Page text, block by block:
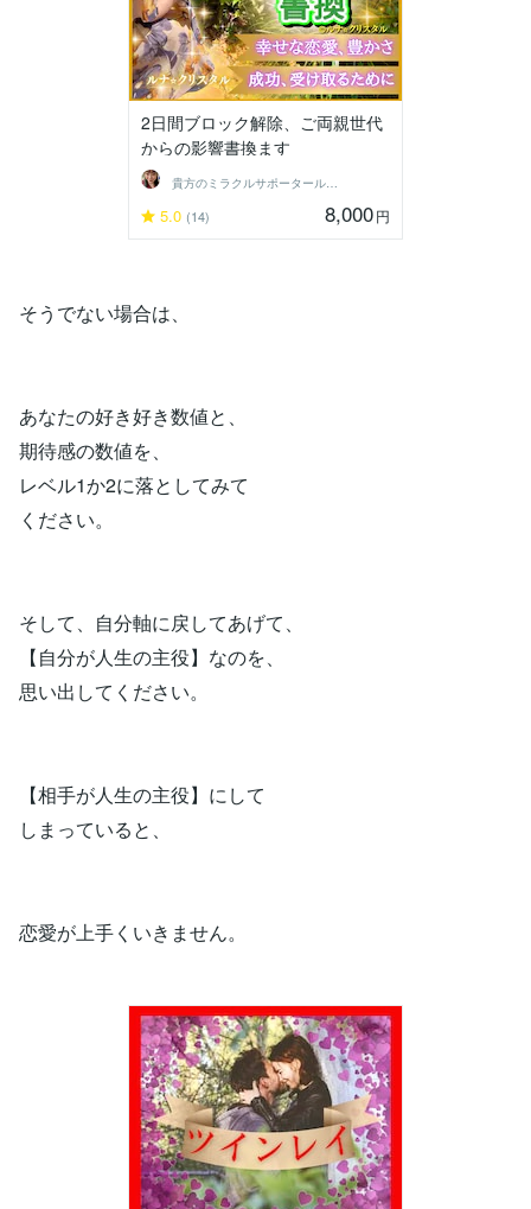
2日間ブロック解除、ご両親世代
からの影響書換ます
貴方のミラクルサポータールナ☆クリスタル
5.0 (14) 8,000円
そうでない場合は、
あなたの好き好き数値と、
期待感の数値を、
レベル1か2に落としてみて
ください。
そして、自分軸に戻してあげて、
【自分が人生の主役】なのを、
思い出してください。
【相手が人生の主役】にして
しまっていると、
恋愛が上手くいきません。